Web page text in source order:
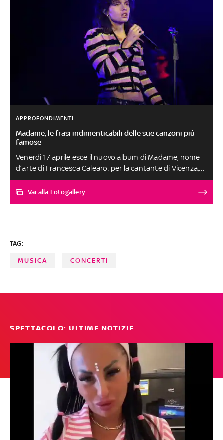
APPROFONDIMENTI
Madame, le frasi indimenticabili delle sue canzoni più
famose
Venerdì 17 aprile esce il nuovo album di Madame, nome
d’arte di Francesca Calearo: per la cantante di Vicenza,
classe 2002, si tratta del terzo disco in studio, dopo
“Madame” (2021) e “L’amore” (2023). Ecco alcuni dei
Vai alla Fotogallery
TAG:
MUSICA CONCERTI
SPETTACOLO: ULTIME NOTIZIE